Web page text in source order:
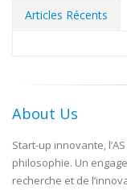
Articles Récents
About Us
Start-up innovante,
philosophie. Un
recherche et de